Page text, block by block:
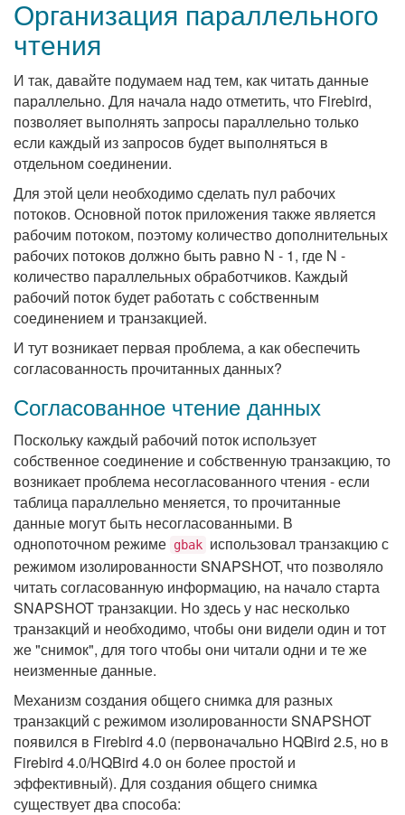
Организация параллельного
чтения
И так, давайте подумаем над тем, как читать данные
параллельно. Для начала надо отметить, что Firebird,
позволяет выполнять запросы параллельно только
если каждый из запросов будет выполняться в
отдельном соединении.
Для этой цели необходимо сделать пул рабочих
потоков. Основной поток приложения также является
рабочим потоком, поэтому количество дополнительных
рабочих потоков должно быть равно N - 1, где N -
количество параллельных обработчиков. Каждый
рабочий поток будет работать с собственным
соединением и транзакцией.
И тут возникает первая проблема, а как обеспечить
согласованность прочитанных данных?
Согласованное чтение данных
Поскольку каждый рабочий поток использует
собственное соединение и собственную транзакцию, то
возникает проблема несогласованного чтения - если
таблица параллельно меняется, то прочитанные
данные могут быть несогласованными. В
однопоточном режиме gbak использовал транзакцию с
режимом изолированности SNAPSHOT, что позволяло
читать согласованную информацию, на начало старта
SNAPSHOT транзакции. Но здесь у нас несколько
транзакций и необходимо, чтобы они видели один и тот
же "снимок", для того чтобы они читали одни и те же
неизменные данные.
Механизм создания общего снимка для разных
транзакций с режимом изолированности SNAPSHOT
появился в Firebird 4.0 (первоначально HQBird 2.5, но в
Firebird 4.0/HQBird 4.0 он более простой и
эффективный). Для создания общего снимка
существует два способа: